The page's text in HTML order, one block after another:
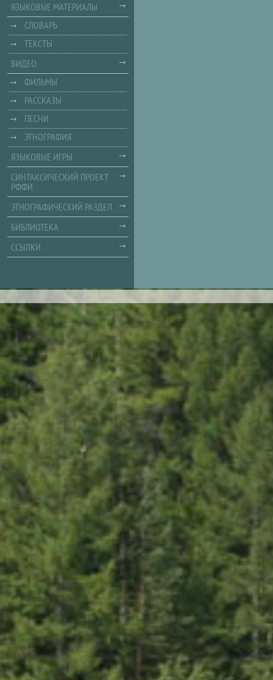
ЯЗЫКОВЫЕ МАТЕРИАЛЫ
СЛОВАРЬ
ТЕКСТЫ
ВИДЕО
ФИЛЬМЫ
РАССКАЗЫ
ПЕСНИ
ЭТНОГРАФИЯ
ЯЗЫКОВЫЕ ИГРЫ
СИНТАКСИЧЕСКИЙ ПРОЕКТ
РФФИ
ЭТНОГРАФИЧЕСКИЙ РАЗДЕЛ
БИБЛИОТЕКА
ССЫЛКИ